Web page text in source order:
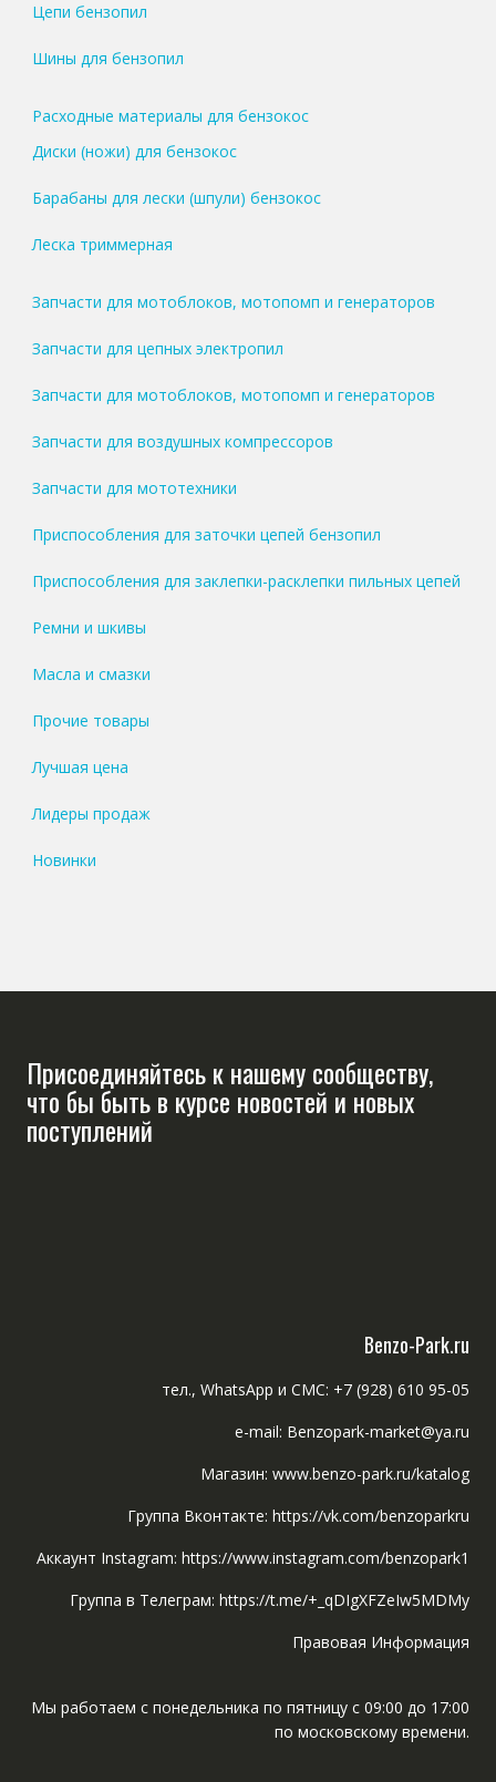
Цепи бензопил
Шины для бензопил
Расходные материалы для бензокос
Диски (ножи) для бензокос
Барабаны для лески (шпули) бензокос
Леска триммерная
Запчасти для мотоблоков, мотопомп и генераторов
Запчасти для цепных электропил
Запчасти для мотоблоков, мотопомп и генераторов
Запчасти для воздушных компрессоров
Запчасти для мототехники
Приспособления для заточки цепей бензопил
Приспособления для заклепки-расклепки пильных цепей
Ремни и шкивы
Масла и смазки
Прочие товары
Лучшая цена
Лидеры продаж
Новинки
Присоединяйтесь к нашему сообществу,
что бы быть в курсе новостей и новых
поступлений
Benzo-Park.ru
тел., WhatsApp и СМС: +7 (928) 610 95-05
e-mail: Benzopark-market@ya.ru
Магазин: www.benzo-park.ru/katalog
Группа Вконтакте: https://vk.com/benzoparkru
Аккаунт Instagram: https://www.instagram.com/benzopark1
Группа в Телеграм: https://t.me/+_qDIgXFZeIw5MDMy
Правовая Информация
Мы работаем с понедельника по пятницу с 09:00 до 17:00
по московскому времени.